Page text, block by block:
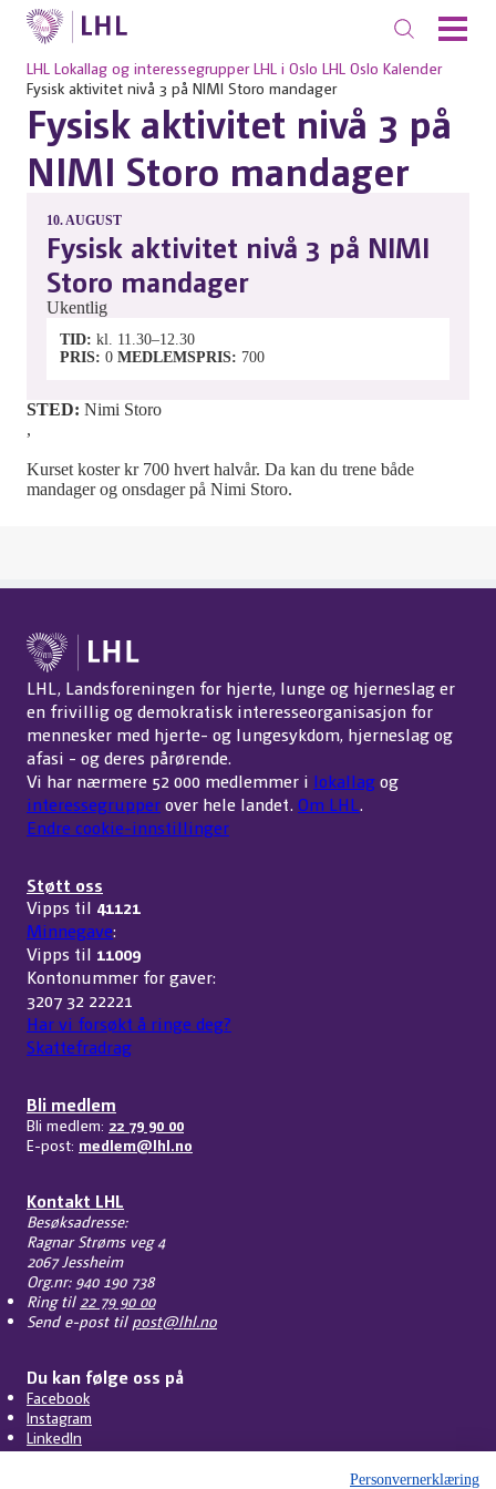
LHL Lokallag og interessegrupper LHL i Oslo LHL Oslo Kalender
Fysisk aktivitet nivå 3 på NIMI Storo mandager
Fysisk aktivitet nivå 3 på
NIMI Storo mandager
10.AUGUST
Fysisk aktivitet nivå 3 på NIMI
Storo mandager
Ukentlig
TID kl. 11.30–12.30
PRIS 0 MEDLEMSPRIS 700
STED: Nimi Storo
,
Kurset koster kr 700 hvert halvår. Da kan du trene både
mandager og onsdager på Nimi Storo.
LHL, Landsforeningen for hjerte, lunge og hjerneslag er
en frivillig og demokratisk interesseorganisasjon for
mennesker med hjerte- og lungesykdom, hjerneslag og
afasi - og deres pårørende.
Vi har nærmere 52 000 medlemmer i lokallagog
interessegrupperover hele landet. Om LHL.
Endre cookie-innstillinger
Støtt oss
Vipps til 41121
Minnegave:
Vipps til 11009
Kontonummer for gaver:
3207 32 22221
Har vi forsøkt å ringe deg?
Skattefradrag
Bli medlem
Bli medlem: 22 79 90 00
E-post: medlem@lhl.no
Kontakt LHL
Besøksadresse:
Ragnar Strøms veg 4
2067 Jessheim
Org.nr: 940 190 738
Ring til 22 79 90 00
Send e-post til post@lhl.no
Du kan følge oss på
Facebook
Instagram
LinkedIn
Personvernerklæring